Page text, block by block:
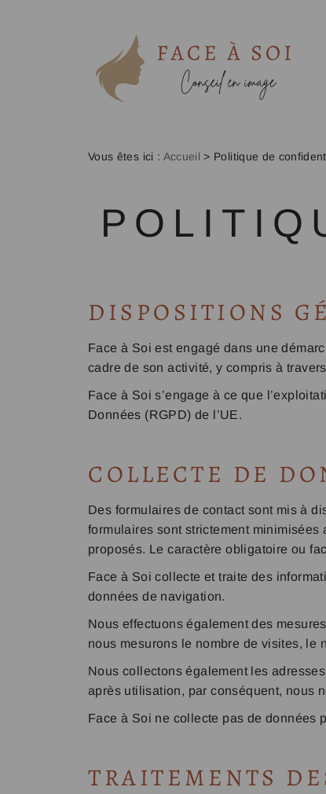
Vous êtes ici : Accueil > Politique de
DISPOSITIONS
Face à Soi est engagé dans une
cadre de son activité, y compris à
Face à Soi s’engage à ce que
Données (RGPD) de l’UE.
COLLECTE DE
Des formulaires de contact sont mis à
formulaires sont strictement
proposés. Le caractère obligatoire ou
Face à Soi collecte et traite des
données de navigation.
Nous effectuons également des
nous mesurons le nombre de visites, le
Nous collectons également les
après utilisation, par conséquent, nous
Face à Soi ne collecte pas de données
TRAITEMENTS